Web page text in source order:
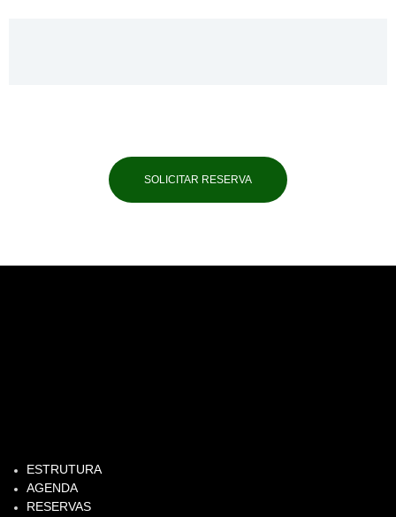
SOLICITAR RESERVA
ESTRUTURA
AGENDA
RESERVAS